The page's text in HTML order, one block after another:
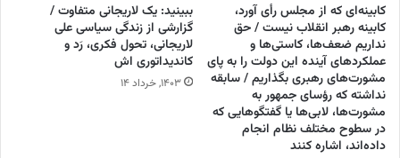
کابینه‌ای که از مجلس رأی آورد،
کابینه رهبر انقلاب نیست / حق
نداریم ضعف‌ها، کاستی‌ها و
عملکرد‌های آینده این دولت را به پای
مشورت‌های رهبری بگذاریم / سابقه
نداشته که رؤسای جمهور به
مشورت‌ها، لابی‌ها یا گفتگو‌هایی که
در سطوح مختلف نظام انجام
داده‌اند، اشاره کنند
ببینید: یک لاریجانی متفاوت /
گزارشی از زندگی سیاسی علی
لاریجانی، تحول فکری، رَد و
کاندیداتوری اش
۱۴۰۳, خرداد ۱۴